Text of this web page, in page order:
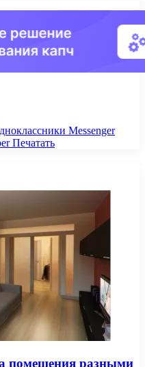
Messenger
Печатать
помещения разными